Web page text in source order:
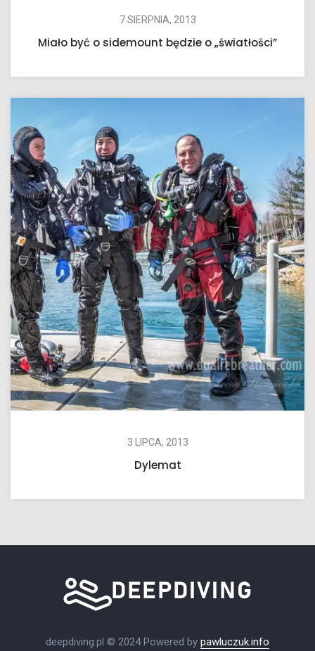
7 SIERPNIA, 2013
Miało być o sidemount będzie o „światłości”
3 LIPCA, 2013
Dylemat
deepdiving.pl © 2024 Powered by pawluczuk.info